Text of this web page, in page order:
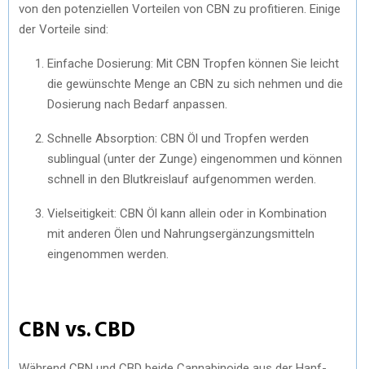
von den potenziellen Vorteilen von CBN zu profitieren. Einige
der Vorteile sind:
Einfache Dosierung: Mit CBN Tropfen können Sie leicht
die gewünschte Menge an CBN zu sich nehmen und die
Dosierung nach Bedarf anpassen.
Schnelle Absorption: CBN Öl und Tropfen werden
sublingual (unter der Zunge) eingenommen und können
schnell in den Blutkreislauf aufgenommen werden.
Vielseitigkeit: CBN Öl kann allein oder in Kombination
mit anderen Ölen und Nahrungsergänzungsmitteln
eingenommen werden.
CBN vs. CBD